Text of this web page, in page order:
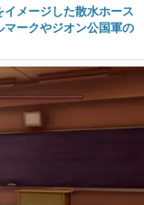
メージした散水ホース
ークやジオン公国軍の